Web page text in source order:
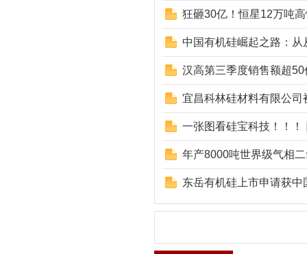
狂砸30亿！恒星12万吨
中国有机硅崛起之路：
汉高第三季度销售额超50
宜昌科林硅材料有限公司
一张图看硅宝科技！！！
年产8000吨世界级气相
东岳有机硅上市申请获中